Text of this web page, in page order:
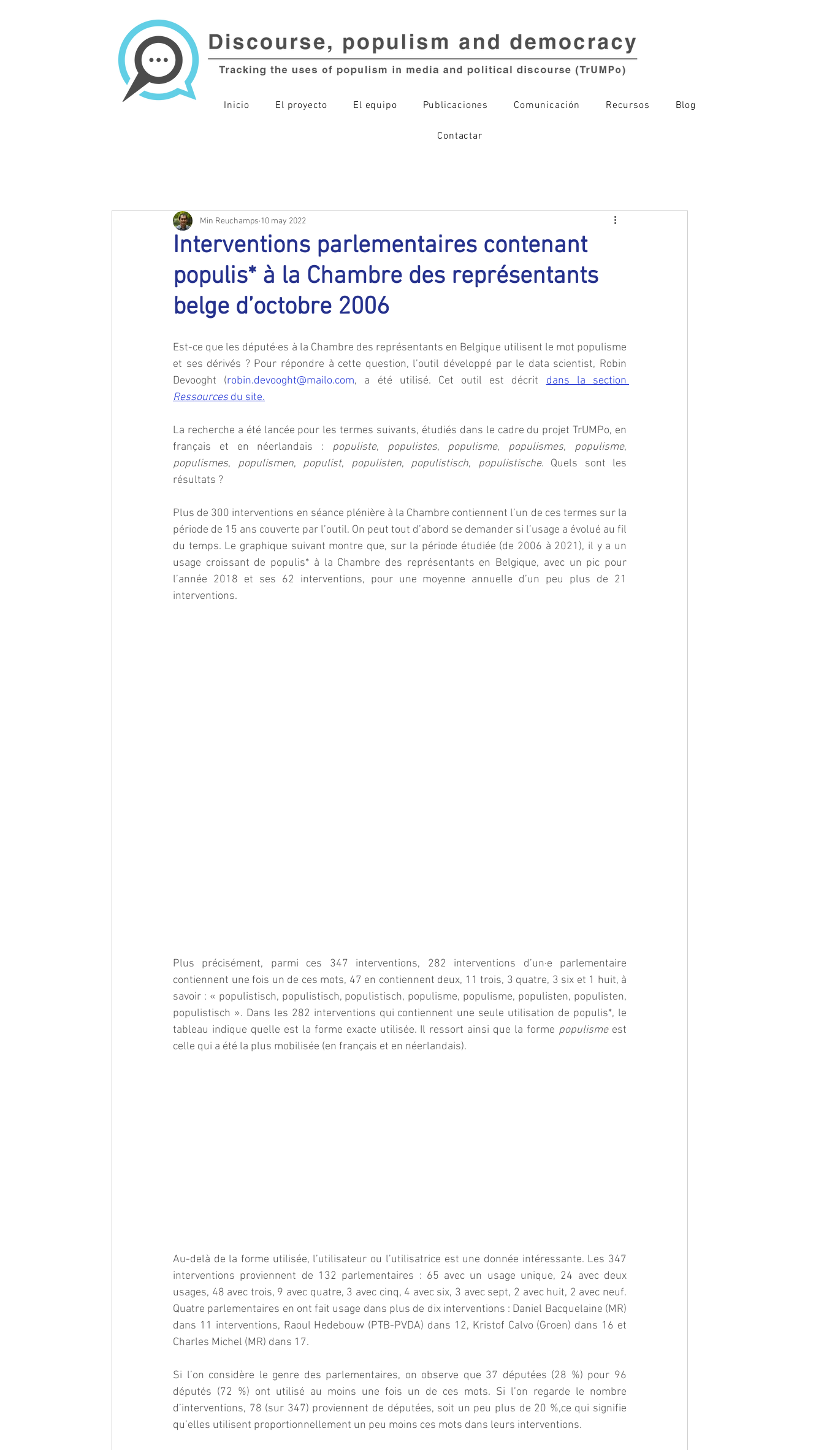
Inicio El proyecto El equipo Publicaciones Comunicación Recursos Blog
Contactar
Interventions parlementaires contenant
populis* à la Chambre des représentants
belge d’octobre 2006
Min Reuchamps 10 may 2022
Est-ce que les député·es à la Chambre des représentants en Belgique utilisent le mot populisme
et ses dérivés ? Pour répondre à cette question, l’outil développé par le data scientist, Robin
Devooght (robin.devooght@mailo.com, a été utilisé. Cet outil est décrit
Ressources du site.
La recherche a été lancée pour les termes suivants, étudiés dans le cadre du projet TrUMPo, en
français et en néerlandais : populiste, populistes, populisme, populismes, populisme
populismes, populismen, populist, populisten, populistisch, populistische. Quels sont les
résultats ?
Plus de 300 interventions en séance plénière à la Chambre contiennent l’un de ces termes sur la
période de 15 ans couverte par l’outil. On peut tout d’abord se demander si l’usage a évolué au fil
du temps. Le graphique suivant montre que, sur la période étudiée (de 2006 à 2021), il y a un
usage croissant de populis* à la Chambre des représentants en Belgique, avec un pic pour
l’année 2018 et ses 62 interventions, pour une moyenne annuelle d’un peu plus de 21
interventions.
Plus précisément, parmi ces 347 interventions, 282 interventions d’un·e parlementaire
contiennent une fois un de ces mots, 47 en contiennent deux, 11 trois, 3 quatre, 3 six et 1 huit, à
savoir : « populistisch, populistisch, populistisch, populisme, populisme, populisten, populisten,
populistisch ». Dans les 282 interventions qui contiennent une seule utilisation de populis*, le
tableau indique quelle est la forme exacte utilisée. Il ressort ainsi que la forme populisme est
celle qui a été la plus mobilisée (en français et en néerlandais).
Au-delà de la forme utilisée, l’utilisateur ou l’utilisatrice est une donnée intéressante. Les 347
interventions proviennent de 132 parlementaires : 65 avec un usage unique, 24 avec deux
usages, 48 avec trois, 9 avec quatre, 3 avec cinq, 4 avec six, 3 avec sept, 2 avec huit, 2 avec neuf.
Quatre parlementaires en ont fait usage dans plus de dix interventions : Daniel Bacquelaine (MR)
dans 11 interventions, Raoul Hedebouw (PTB-PVDA) dans 12, Kristof Calvo (Groen) dans 16 et
Charles Michel (MR) dans 17.
Si l’on considère le genre des parlementaires, on observe que 37 députées (28 %) pour 96
députés (72 %) ont utilisé au moins une fois un de ces mots. Si l’on regarde le nombre
d’interventions, 78 (sur 347) proviennent de députées, soit un peu plus de 20 %,ce qui signifie
qu’elles utilisent proportionnellement un peu moins ces mots dans leurs interventions.